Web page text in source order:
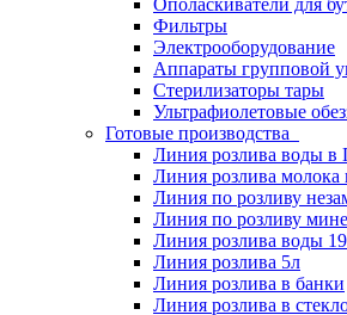
Ополаскиватели для
Фильтры
Электрооборудование
Аппараты групповой
Стерилизаторы тары
Ультрафиолетовые
Готовые производства
Линия розлива воды
Линия розлива
Линия по розливу
Линия по розливу
Линия розлива воды
Линия розлива 5л
Линия розлива в банки
Линия розлива в